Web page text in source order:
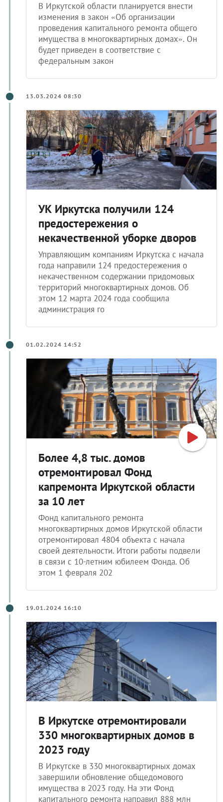
В Иркутской области планируется внести
изменения в закон «Об организации
проведения капитального ремонта общего
имущества в многоквартирных домах». Он
будет приведен в соответствие с
федеральным закон
13.03.2024 08:30
УК Иркутска получили 124
предостережения о
некачественной уборке дворов
Управляющим компаниям Иркутска с начала
года направили 124 предостережения о
некачественном содержании придомовых
территорий многоквартирных домов. Об
этом 12 марта 2024 года сообщила
администрация го
01.02.2024 14:52
Более 4,8 тыс. домов
отремонтировал Фонд
капремонта Иркутской области
за 10 лет
Фонд капитального ремонта
многоквартирных домов Иркутской области
отремонтировал 4804 объекта с начала
своей деятельности. Итоги работы подвели
в связи с 10-летним юбилеем Фонда. Об
этом 1 февраля 202
19.01.2024 16:10
В Иркутске отремонтировали
330 многоквартирных домов в
2023 году
В Иркутске в 330 многоквартирных домах
завершили обновление общедомового
имущества в 2023 году. На эти Фонд
капитального ремонта направил 888 млн